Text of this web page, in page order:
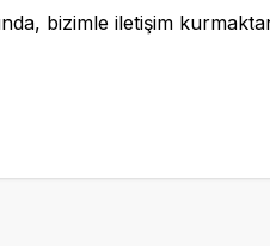
bizimle iletişim